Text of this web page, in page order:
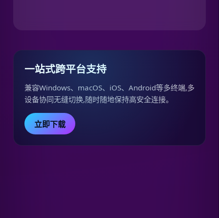
一站式跨平台支持
兼容Windows、macOS、iOS、Android等多终端,多
设备协同无缝切换,随时随地保持高安全连接。
立即下载